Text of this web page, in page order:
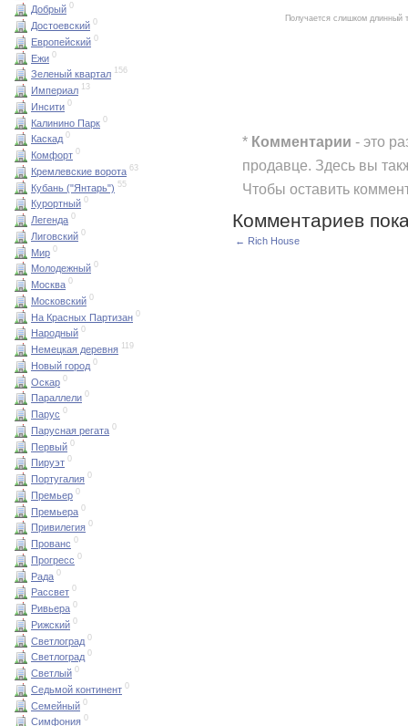
Добрый 0
Достоевский 0
Европейский 0
Ежи 0
Зеленый квартал 156
Империал 13
Инсити 0
Калинино Парк 0
Каскад 0
Комфорт 0
Кремлевские ворота 63
Кубань ("Янтарь") 55
Курортный 0
Легенда 0
Лиговский 0
Мир 0
Молодежный 0
Москва 0
Московский 0
На Красных Партизан 0
Народный 0
Немецкая деревня 119
Новый город 0
Оскар 0
Параллели 0
Парус 0
Парусная регата 0
Первый 0
Пируэт 0
Португалия 0
Премьер 0
Премьера 0
Привилегия 0
Прованс 0
Прогресс 0
Рада 0
Рассвет 0
Ривьера 0
Рижский 0
Светлоград 0
Светлоград 0
Светлый 0
Седьмой континент 0
Семейный 0
Симфония 0
Получается слишком длинный
* Комментарии - это
продавце. Здесь вы
Чтобы оставить
Комментариев
← Rich House